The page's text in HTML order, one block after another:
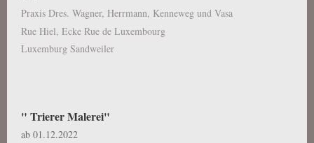
Praxis Dres. Wagner, Herrmann, Kenneweg und Vasa
Rue Hiel, Ecke Rue de Luxembourg
Luxemburg Sandweiler
" Trierer Malerei"
ab 01.12.2022